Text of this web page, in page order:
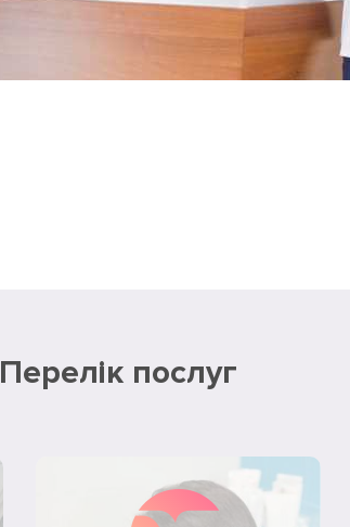
Перелік послуг